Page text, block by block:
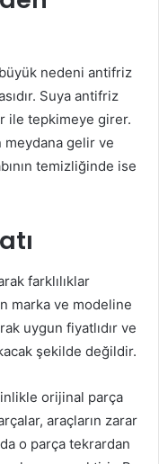
nedeni antifriz
Suya antifriz
ile tepkimeye girer.
meydana gelir ve
temizliğinde ise
farklılıklar
marka ve modeline
uygun fiyatlıdır ve
şekilde değildir.
orijinal parça
araçların zarar
o parça tekrardan